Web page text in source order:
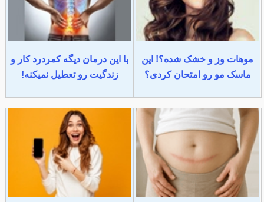
موهات وز و خشک شده؟! این
ماسک مو رو امتحان کردی؟
با این درمان دیگه کمردرد کار و
زندگیت رو تعطیل نمیکنه!